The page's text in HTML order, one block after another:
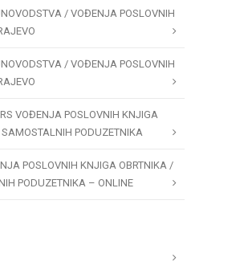
/ VOĐENJA POSLOVNIH
/ VOĐENJA POSLOVNIH
VOĐENJA POSLOVNIH KNJIGA
PODUZETNIKA
POSLOVNIH KNJIGA OBRTNIKA /
PODUZETNIKA – ONLINE